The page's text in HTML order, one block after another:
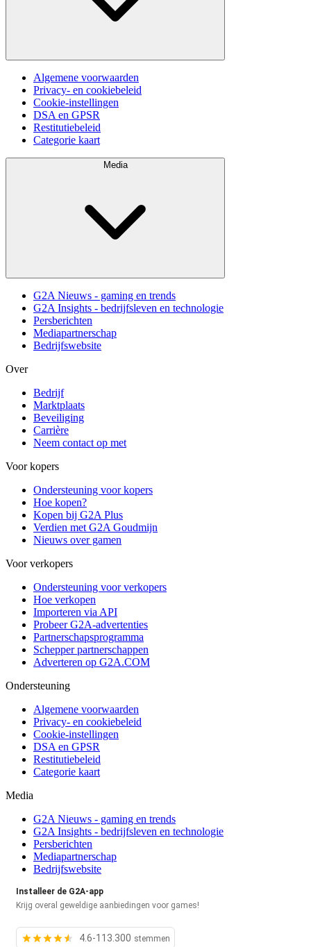
Algemene voorwaarden
Privacy- en cookiebeleid
Cookie-instellingen
DSA en GPSR
Restitutiebeleid
Categorie kaart
Media
G2A Nieuws - gaming en trends
G2A Insights - bedrijfsleven en technologie
Persberichten
Mediapartnerschap
Bedrijfswebsite
Over
Bedrijf
Marktplaats
Beveiliging
Carrière
Neem contact op met
Voor kopers
Ondersteuning voor kopers
Hoe kopen?
Kopen bij G2A Plus
Verdien met G2A Goudmijn
Nieuws over gamen
Voor verkopers
Ondersteuning voor verkopers
Hoe verkopen
Importeren via API
Probeer G2A-advertenties
Partnerschapsprogramma
Schepper partnerschappen
Adverteren op G2A.COM
Ondersteuning
Algemene voorwaarden
Privacy- en cookiebeleid
Cookie-instellingen
DSA en GPSR
Restitutiebeleid
Categorie kaart
Media
G2A Nieuws - gaming en trends
G2A Insights - bedrijfsleven en technologie
Persberichten
Mediapartnerschap
Bedrijfswebsite
Installeer de G2A-app
Krijg overal geweldige aanbiedingen voor games!
4.6-113.300 stemmen